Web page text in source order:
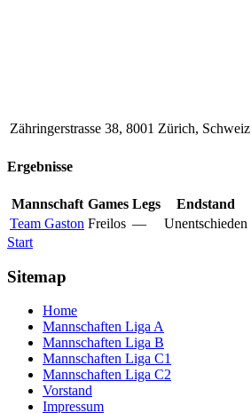
Zähringerstrasse 38, 8001 Zürich, Schweiz
Ergebnisse
Mannschaft Games Legs
Endstand
Team Gaston Freilos —
Unentschieden
Start
Sitemap
Home
Mannschaften Liga A
Mannschaften Liga B
Mannschaften Liga C1
Mannschaften Liga C2
Vorstand
Impressum